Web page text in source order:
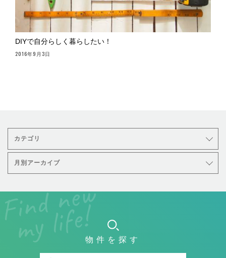
DIYで自分らしく暮らしたい！
2016年9月3日
カテゴリ
月別アーカイブ
物件を探す